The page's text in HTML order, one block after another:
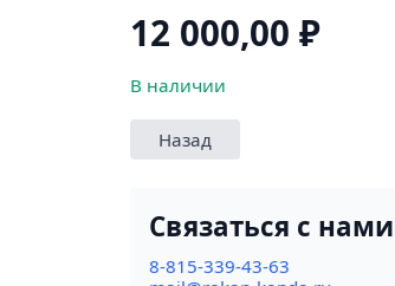
12 000,00 ₽
В наличии
Назад
Связаться с нами
8-815-339-43-63